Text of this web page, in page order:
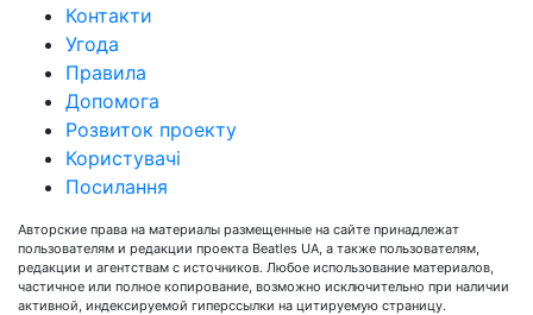
Контакти
Угода
Правила
Допомога
Розвиток проекту
Користувачі
Посилання
Авторские права на материалы размещенные на сайте принадлежат
пользователям и редакции проекта Beatles UA, а также пользователям,
редакции и агентствам с источников. Любое использование материалов,
частичное или полное копирование, возможно исключительно при наличии
активной, индексируемой гиперссылки на цитируемую страницу.